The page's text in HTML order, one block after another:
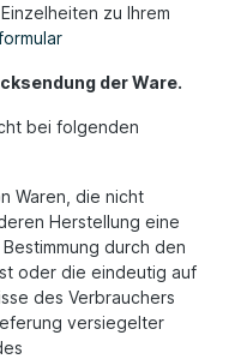
zu Ihrem
der Ware.
bei folgenden
Waren, die nicht
Herstellung eine
durch den
oder die eindeutig auf
des Verbrauchers
versiegelter